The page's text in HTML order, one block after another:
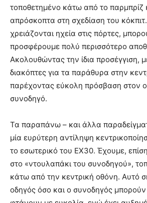
τοποθετημένο κάτω από το παρμπρίζ
απρόσκοπτα στη σχεδίαση του
χρειάζονται ηχεία στις πόρτες,
προσφέρουμε πολύ περισσότερο
Ακολουθώντας την ίδια προσέγγιση,
διακόπτες για τα παράθυρα στην
παρέχοντας εύκολη πρόσβαση στον
συνοδηγό.
Τα παραπάνω – και άλλα
μία ευρύτερη αντίληψη
το εσωτερικό του EX30. Έχουμε,
στο «ντουλαπάκι του συνοδηγού»,
κάτω από την κεντρική οθόνη. Αυτό
οδηγός όσο και ο συνοδηγός